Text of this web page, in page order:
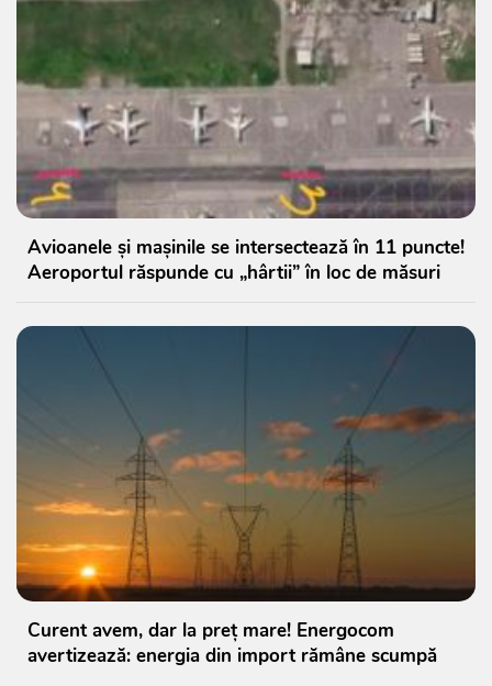
Avioanele și mașinile se intersectează în 11 puncte!
Aeroportul răspunde cu „hârtii” în loc de măsuri
Curent avem, dar la preț mare! Energocom
avertizează: energia din import rămâne scumpă